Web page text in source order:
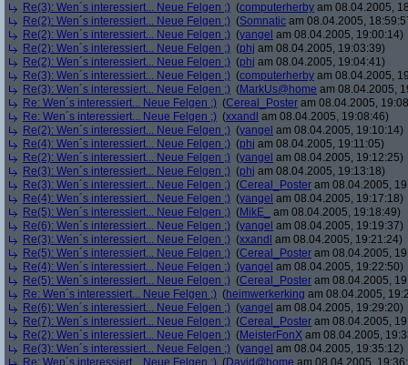
Re(3): Wen´s interessiert... Neue Felgen ;) (computerherby am 08.04.2005,
Re(2): Wen´s interessiert... Neue Felgen ;) (Somnatic am 08.04.2005,
Re(2): Wen´s interessiert... Neue Felgen ;) (yangel am 08.04.2005, 19:00:14)
Re(2): Wen´s interessiert... Neue Felgen ;) (phj am 08.04.2005, 19:03:39)
Re(2): Wen´s interessiert... Neue Felgen ;) (phj am 08.04.2005, 19:04:41)
Re(3): Wen´s interessiert... Neue Felgen ;) (computerherby am 08.04.2005,
Re(3): Wen´s interessiert... Neue Felgen ;) (MarkUs@home am 08.04.2005,
Re: Wen´s interessiert... Neue Felgen ;) (Cereal_Poster am 08.04.2005,
Re: Wen´s interessiert... Neue Felgen ;) (xxandl am 08.04.2005, 19:08:46)
Re(2): Wen´s interessiert... Neue Felgen ;) (yangel am 08.04.2005, 19:10:14)
Re(4): Wen´s interessiert... Neue Felgen ;) (phj am 08.04.2005, 19:11:05)
Re(2): Wen´s interessiert... Neue Felgen ;) (yangel am 08.04.2005, 19:12:25)
Re(3): Wen´s interessiert... Neue Felgen ;) (phj am 08.04.2005, 19:13:18)
Re(3): Wen´s interessiert... Neue Felgen ;) (Cereal_Poster am 08.04.2005,
Re(4): Wen´s interessiert... Neue Felgen ;) (yangel am 08.04.2005, 19:17:18)
Re(5): Wen´s interessiert... Neue Felgen ;) (MikE_
am 08.04.2005, 19:18:49)
Re(6): Wen´s interessiert... Neue Felgen ;) (yangel am 08.04.2005, 19:19:37)
Re(3): Wen´s interessiert... Neue Felgen ;) (xxandl am 08.04.2005, 19:21:24)
Re(5): Wen´s interessiert... Neue Felgen ;) (Cereal_Poster am 08.04.2005,
Re(4): Wen´s interessiert... Neue Felgen ;) (yangel am 08.04.2005, 19:22:50)
Re(5): Wen´s interessiert... Neue Felgen ;) (Cereal_Poster am 08.04.2005,
Re: Wen´s interessiert... Neue Felgen ;) (heimwerkerking am 08.04.2005,
Re(6): Wen´s interessiert... Neue Felgen ;) (yangel am 08.04.2005, 19:29:20)
Re(7): Wen´s interessiert... Neue Felgen ;) (Cereal_Poster am 08.04.2005,
Re(2): Wen´s interessiert... Neue Felgen ;) (MeisterFonX am 08.04.2005,
Re(3): Wen´s interessiert... Neue Felgen ;) (yangel am 08.04.2005, 19:35:12)
Re: Wen´s interessiert... Neue Felgen ;) (David@home am 08.04.2005,